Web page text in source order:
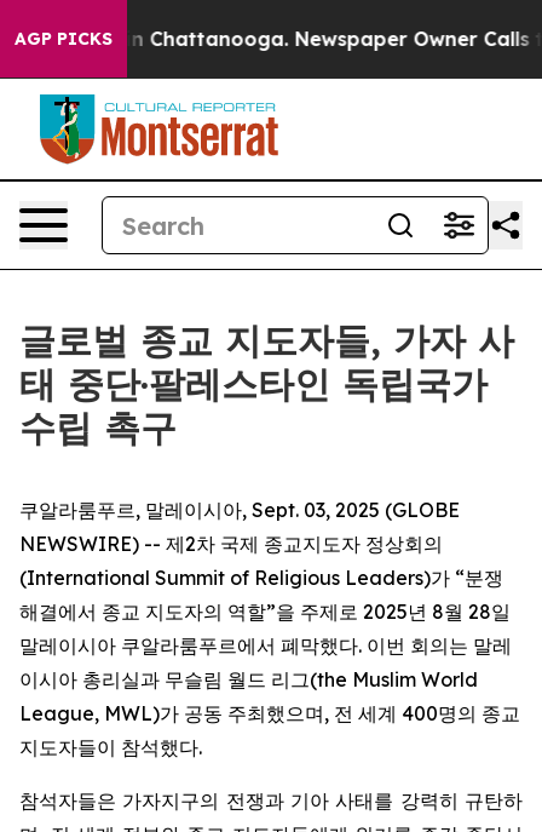
AGP PICKS
Chaos in Chattanooga. Newspaper Owner Calls
글로벌 종교 지도자들, 가자 사
태 중단·팔레스타인 독립국가
수립 촉구
쿠알라룸푸르, 말레이시아, Sept. 03, 2025 (GLOBE
NEWSWIRE) -- 제2차 국제 종교지도자 정상회의
(International Summit of Religious Leaders)가 “분쟁
해결에서 종교 지도자의 역할”을 주제로 2025년 8월 28일
말레이시아 쿠알라룸푸르에서 폐막했다. 이번 회의는 말레
이시아 총리실과 무슬림 월드 리그(the Muslim World
League, MWL)가 공동 주최했으며, 전 세계 400명의 종교
지도자들이 참석했다.
참석자들은 가자지구의 전쟁과 기아 사태를 강력히 규탄하